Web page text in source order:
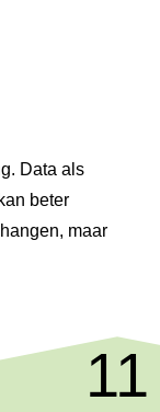
Data als
beter
maar
11